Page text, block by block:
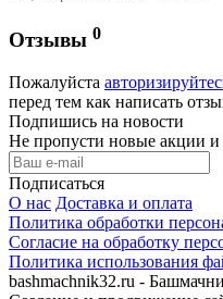
Отзывы 0
Пожалуйста
перед тем как написать
Подпишись на новости
Не пропусти новые акции
Подписаться
О нас Доставка и оплата
Политика обработки
Согласие на обработку
Политика использования
bashmachnik32.ru -